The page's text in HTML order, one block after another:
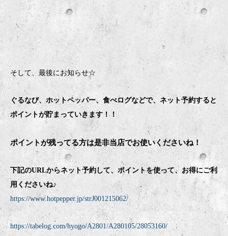
そして、最後にお知らせ☆
ぐるなび、ホットペッパー、食べログなどで、ネット予約すると
ポイントが貯まっていきます！！
ポイントが残ってる方は是非当店でお使いくださいね！
下記のURLからネット予約して、ポイントを使って、お得にご利
用くださいね♪
https://www.hotpepper.jp/strJ001215062/
https://tabelog.com/hyogo/A2801/A280105/28053160/